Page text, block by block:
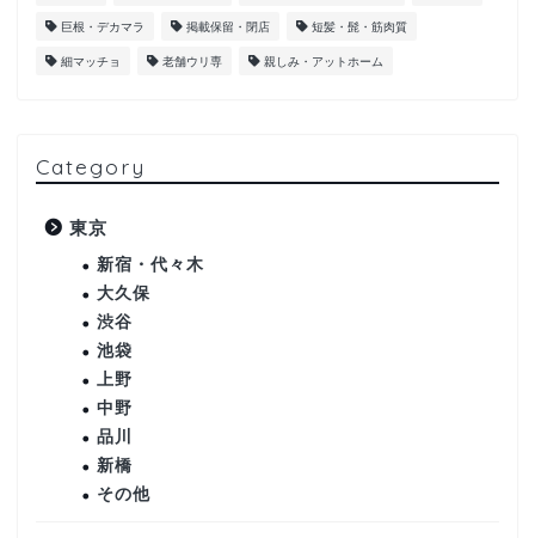
巨根・デカマラ 掲載保留・閉店 短髪・髭・筋肉質
細マッチョ 老舗ウリ専 親しみ・アットホーム
Category
東京
新宿・代々木
大久保
渋谷
池袋
上野
中野
品川
新橋
その他